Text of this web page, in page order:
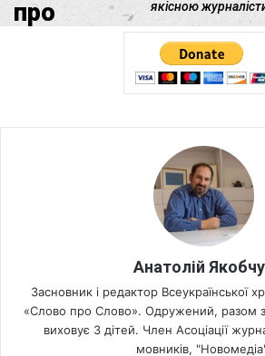
Анатолій
Засновник і редактор Всеукраїнської
«Слово про Слово». Одружений,
виховує 3 дітей. Член Асоціації
мовників,